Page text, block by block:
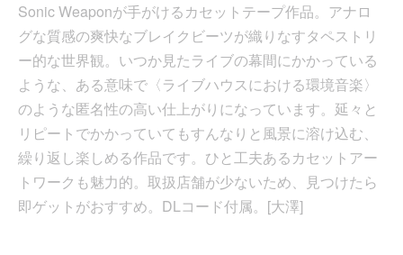
Sonic Weaponが手がけるカセットテープ作品。アナロ
グな質感の爽快なブレイクビーツが織りなすタペストリ
ー的な世界観。いつか見たライブの幕間にかかっている
ような、ある意味で〈ライブハウスにおける環境音楽〉
のような匿名性の高い仕上がりになっています。延々と
リピートでかかっていてもすんなりと風景に溶け込む、
繰り返し楽しめる作品です。ひと工夫あるカセットアー
トワークも魅力的。取扱店舗が少ないため、見つけたら
即ゲットがおすすめ。DLコード付属。[大澤]